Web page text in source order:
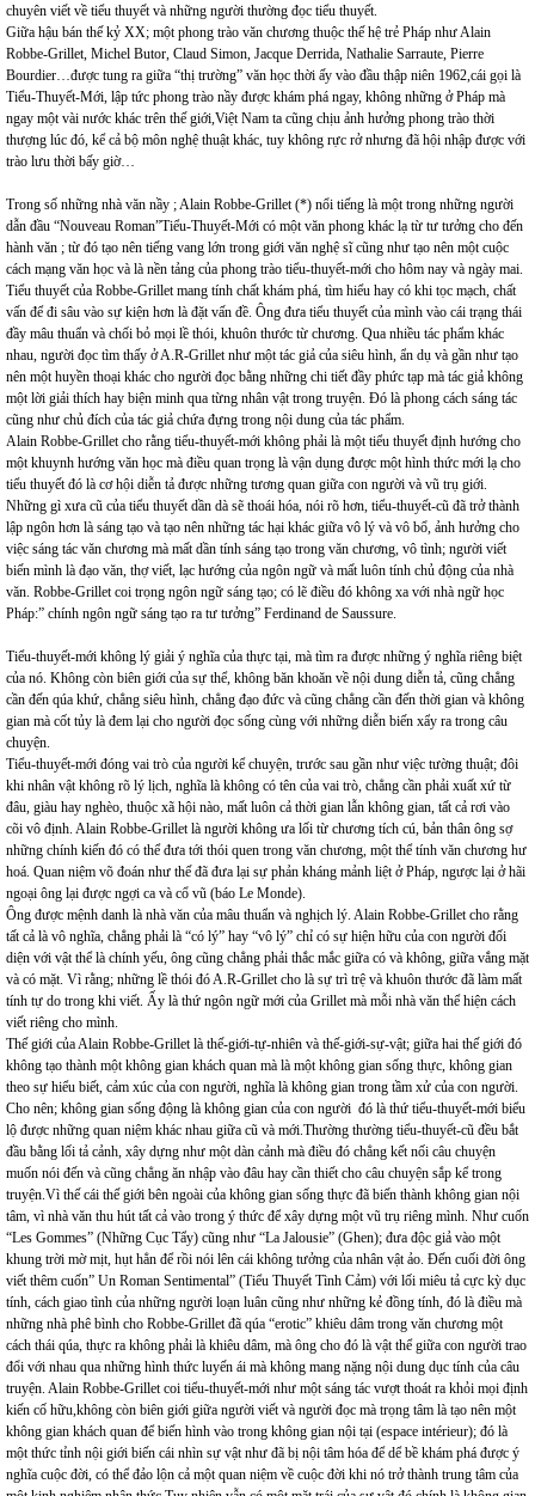
chuyên viết về tiểu thuyết và những người thường đọc tiểu thuyết.
Giữa hậu bán thế kỷ XX; một phong trào văn chương thuộc thế hệ trẻ Pháp như Alain
Robbe-Grillet, Michel Butor, Claud Simon, Jacque Derrida, Nathalie Sarraute, Pierre
Bourdier…được tung ra giữa “thị trường” văn học thời ấy vào đầu thập niên 1962,cái gọi là
Tiểu-Thuyết-Mới, lập tức phong trào nầy được khám phá ngay, không những ở Pháp mà
ngay một vài nước khác trên thế giới,Việt Nam ta cũng chịu ảnh hưởng phong trào thời
thượng lúc đó, kể cả bộ môn nghệ thuật khác, tuy không rực rở nhưng đã hội nhập được với
trào lưu thời bấy giờ…
Trong số những nhà văn nầy ; Alain Robbe-Grillet (*) nổi tiếng là một trong những người
dẫn đầu “Nouveau Roman”Tiểu-Thuyết-Mới có một văn phong khác lạ từ tư tưởng cho đến
hành văn ; từ đó tạo nên tiếng vang lớn trong giới văn nghệ sĩ cũng như tạo nên một cuộc
cách mạng văn học và là nền tảng của phong trào tiểu-thuyết-mới cho hôm nay và ngày mai.
Tiểu thuyết của Robbe-Grillet mang tính chất khám phá, tìm hiểu hay có khi tọc mạch, chất
vấn để đi sâu vào sự kiện hơn là đặt vấn đề. Ông đưa tiểu thuyết của mình vào cái trạng thái
đầy mâu thuẩn và chối bỏ mọi lề thói, khuôn thước từ chương. Qua nhiều tác phẩm khác
nhau, người đọc tìm thấy ở A.R-Grillet như một tác giả của siêu hình, ẩn dụ và gần như tạo
nên một huyền thoại khác cho người đọc bằng những chi tiết đầy phức tạp mà tác giả không
một lời giải thích hay biện minh qua từng nhân vật trong truyện. Đó là phong cách sáng tác
cũng như chủ đích của tác giả chứa đựng trong nội dung của tác phẩm.
Alain Robbe-Grillet cho rằng tiểu-thuyết-mới không phải là một tiểu thuyết định hướng cho
một khuynh hướng văn học mà điều quan trọng là vận dụng được một hình thức mới lạ cho
tiểu thuyết đó là cơ hội diễn tả được những tương quan giữa con người và vũ trụ giới.
Những gì xưa cũ của tiểu thuyết dần dà sẽ thoái hóa, nói rõ hơn, tiểu-thuyết-cũ đã trở thành
lập ngôn hơn là sáng tạo và tạo nên những tác hại khác giữa vô lý và vô bổ, ảnh hưởng cho
việc sáng tác văn chương mà mất dần tính sáng tạo trong văn chương, vô tình; người viết
biến mình là đạo văn, thợ viết, lạc hướng của ngôn ngữ và mất luôn tính chủ động của nhà
văn. Robbe-Grillet coi trọng ngôn ngữ sáng tạo; có lẽ điều đó không xa với nhà ngữ học
Pháp:” chính ngôn ngữ sáng tạo ra tư tưởng” Ferdinand de Saussure.
Tiểu-thuyết-mới không lý giải ý nghĩa của thực tại, mà tìm ra được những ý nghĩa riêng biệt
của nó. Không còn biên giới của sự thể, không băn khoăn về nội dung diễn tả, cũng chẳng
cần đến qúa khứ, chẳng siêu hình, chẳng đạo đức và cũng chẳng cần đến thời gian và không
gian mà cốt tủy là đem lại cho người đọc sống cùng với những diễn biến xẩy ra trong câu
chuyện.
Tiểu-thuyết-mới đóng vai trò của người kể chuyện, trước sau gần như việc tường thuật; đôi
khi nhân vật không rõ lý lịch, nghĩa là không có tên của vai trò, chẳng cần phải xuất xứ từ
đâu, giàu hay nghèo, thuộc xã hội nào, mất luôn cả thời gian lẫn không gian, tất cả rơi vào
cõi vô định. Alain Robbe-Grillet là người không ưa lối từ chương tích cú, bản thân ông sợ
những chính kiến đó có thể đưa tới thói quen trong văn chương, một thể tính văn chương hư
hoá. Quan niệm võ đoán như thế đã đưa lại sự phản kháng mảnh liệt ở Pháp, ngược lại ở hãi
ngoại ông lại được ngợi ca và cổ vũ (báo Le Monde).
Ông được mệnh danh là nhà văn của mâu thuẩn và nghịch lý. Alain Robbe-Grillet cho rằng
tất cả là vô nghĩa, chẳng phải là “có lý” hay “vô lý” chỉ có sự hiện hữu của con người đối
diện với vật thể là chính yếu, ông cũng chẳng phải thắc mắc giữa có và không, giữa vắng mặt
và có mặt. Vì rằng; những lề thói đó A.R-Grillet cho là sự trì trệ và khuôn thước đã làm mất
tính tự do trong khi viết. Ấy là thứ ngôn ngữ mới của Grillet mà mỗi nhà văn thể hiện cách
viết riêng cho mình.
Thế giới của Alain Robbe-Grillet là thế-giới-tự-nhiên và thế-giới-sự-vật; giữa hai thế giới đó
không tạo thành một không gian khách quan mà là một không gian sống thực, không gian
theo sự hiểu biết, cảm xúc của con người, nghĩa là không gian trong tầm xử của con người.
Cho nên; không gian sống động là không gian của con người đó là thứ tiểu-thuyết-mới biểu
lộ được những quan niệm khác nhau giữa cũ và mới.Thường thường tiểu-thuyết-cũ đều bắt
đầu bằng lối tả cảnh, xây dựng như một dàn cảnh mà điều đó chẳng kết nối câu chuyện
muốn nói đến và cũng chẳng ăn nhập vào đâu hay cần thiết cho câu chuyện sắp kể trong
truyện.Vì thế cái thế giới bên ngoài của không gian sống thực đã biến thành không gian nội
tâm, vì nhà văn thu hút tất cả vào trong ý thức để xây dựng một vũ trụ riêng mình. Như cuốn
“Les Gommes” (Những Cục Tẩy) cũng như “La Jalousie” (Ghen); đưa độc giả vào một
khung trời mờ mịt, hụt hẳn để rồi nói lên cái không tưởng của nhân vật ảo. Đến cuối đời ông
viết thêm cuốn” Un Roman Sentimental” (Tiểu Thuyết Tình Cảm) với lối miêu tả cực kỳ dục
tính, cách giao tình của những người loạn luân cũng như những kẻ đồng tính, đó là điều mà
những nhà phê bình cho Robbe-Grillet đã qúa “erotic” khiêu dâm trong văn chương một
cách thái qúa, thực ra không phải là khiêu dâm, mà ông cho đó là vật thể giữa con người trao
đổi với nhau qua những hình thức luyến ái mà không mang nặng nội dung dục tính của câu
truyện. Alain Robbe-Grillet coi tiểu-thuyết-mới như một sáng tác vượt thoát ra khỏi mọi định
kiến cố hữu,không còn biên giới giữa người viết và người đọc mà trọng tâm là tạo nên một
không gian khách quan để biến hình vào trong không gian nội tại (espace intérieur); đó là
một thức tỉnh nội giới biến cái nhìn sự vật như đã bị nội tâm hóa để dể bề khám phá được ý
nghĩa cuộc đời, có thể đảo lộn cả một quan niệm về cuộc đời khi nó trở thành trung tâm của